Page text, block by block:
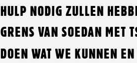
HULP NODIG ZULLEN
GRENS VAN SOEDAN MET
DOEN WAT WE KUNNEN